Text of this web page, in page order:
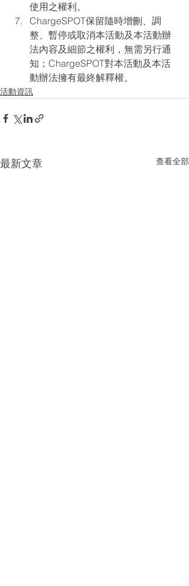
使用之權利。
ChargeSPOT保留隨時增刪、調
整、暫停或取消本活動及本活動辦
法內容及細節之權利，無需另行通
知；ChargeSPOT對本活動及本活
動辦法擁有最終解釋權。
活動資訊
最新文章 查看全部